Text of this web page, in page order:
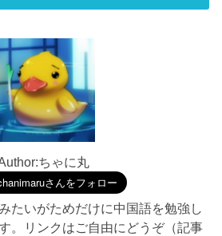
ちゃに丸
たいがためだけに中国語を勉強し
。リンクはご自由にどうぞ（記事